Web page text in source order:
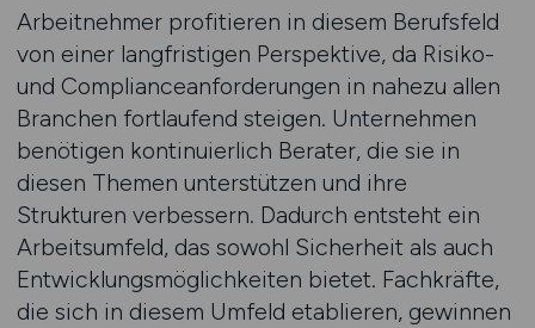
Arbeitnehmer profitieren in diesem Berufsfeld
von einer langfristigen Perspektive, da Risiko-
und Complianceanforderungen in nahezu allen
Branchen fortlaufend steigen. Unternehmen
benötigen kontinuierlich Berater, die sie in
diesen Themen unterstützen und ihre
Strukturen verbessern. Dadurch entsteht ein
Arbeitsumfeld, das sowohl Sicherheit als auch
Entwicklungsmöglichkeiten bietet. Fachkräfte,
die sich in diesem Umfeld etablieren, gewinnen